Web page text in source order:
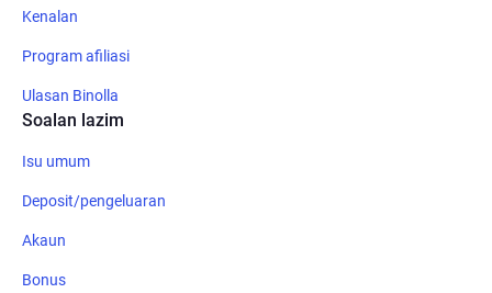
Kenalan
Program afiliasi
Ulasan Binolla
Soalan lazim
Isu umum
Deposit/pengeluaran
Akaun
Bonus